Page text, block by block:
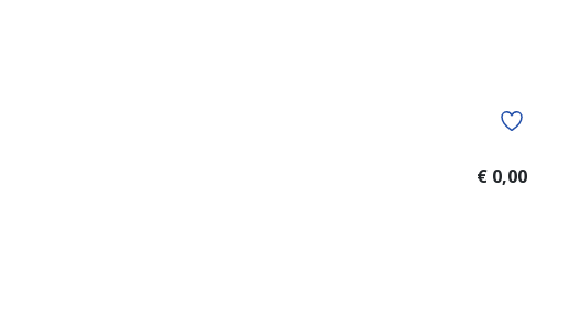
€ 0,00